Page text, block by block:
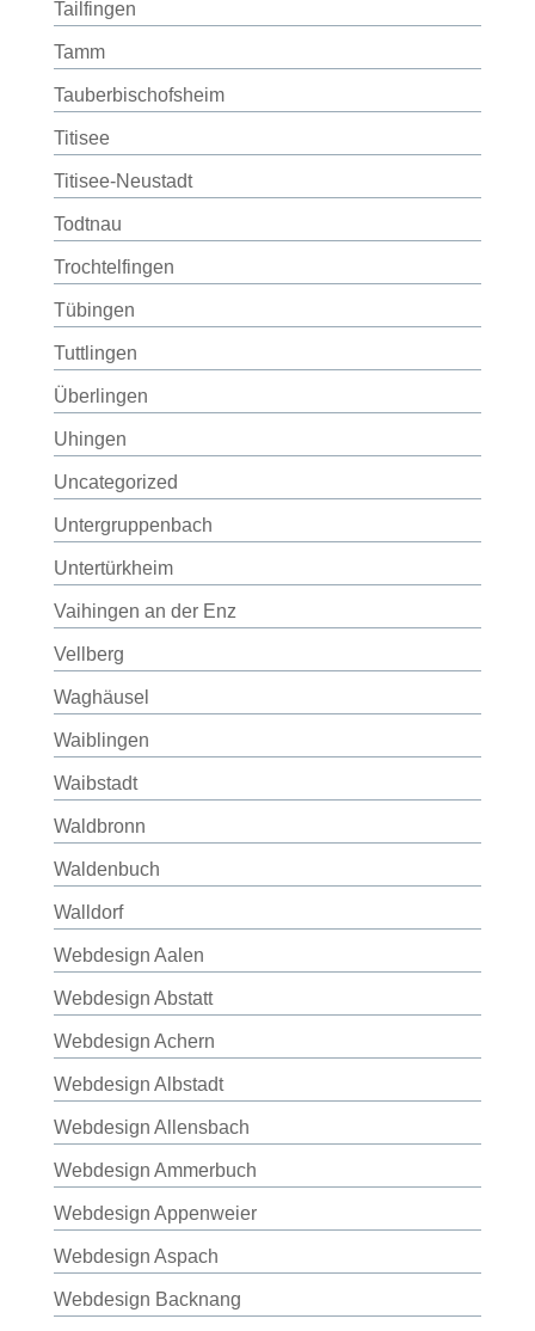
Tailfingen
Tamm
Tauberbischofsheim
Titisee
Titisee-Neustadt
Todtnau
Trochtelfingen
Tübingen
Tuttlingen
Überlingen
Uhingen
Uncategorized
Untergruppenbach
Untertürkheim
Vaihingen an der Enz
Vellberg
Waghäusel
Waiblingen
Waibstadt
Waldbronn
Waldenbuch
Walldorf
Webdesign Aalen
Webdesign Abstatt
Webdesign Achern
Webdesign Albstadt
Webdesign Allensbach
Webdesign Ammerbuch
Webdesign Appenweier
Webdesign Aspach
Webdesign Backnang